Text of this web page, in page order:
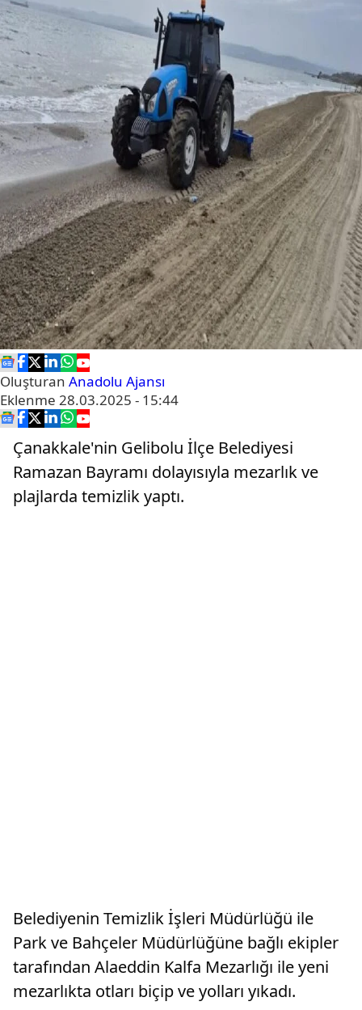
Oluşturan Anadolu Ajansı
Eklenme 28.03.2025 - 15:44
Çanakkale'nin Gelibolu İlçe Belediyesi
Ramazan Bayramı dolayısıyla mezarlık ve
plajlarda temizlik yaptı.
Belediyenin Temizlik İşleri Müdürlüğü ile
Park ve Bahçeler Müdürlüğüne bağlı ekipler
tarafından Alaeddin Kalfa Mezarlığı ile yeni
mezarlıkta otları biçip ve yolları yıkadı.